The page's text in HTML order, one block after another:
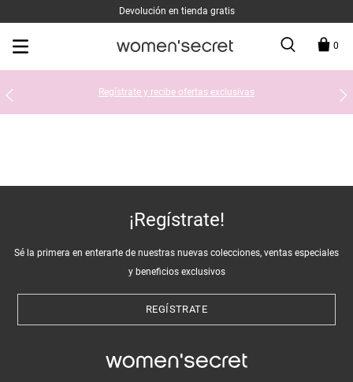
Devolución en tienda gratis
0
Regístrate y recibe ofertas exclusivas
¡Regístrate!
Sé la primera en enterarte de nuestras nuevas colecciones, ventas especiales
y beneficios exclusivos
REGÍSTRATE